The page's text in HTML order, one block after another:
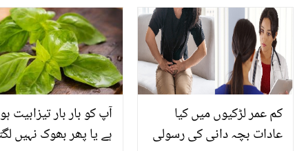
آپ کو بار بار تیزابیت
ہے یا پھر بھوک نہیں
کم عمر لڑکیوں میں کیا
عادات بچہ دانی کی رسولی